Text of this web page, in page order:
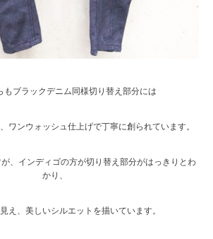
もブラックデニム同様切り替え部分には
ワンウォッシュ仕上げで丁寧に創られています。
、インディゴの方が切り替え部分がはっきりとわ
かり、
え、美しいシルエットを描いています。